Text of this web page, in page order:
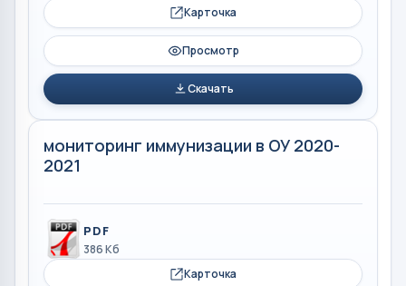
Карточка
Просмотр
Скачать
мониторинг иммунизации в ОУ 2020-
2021
PDF
386 Кб
Карточка